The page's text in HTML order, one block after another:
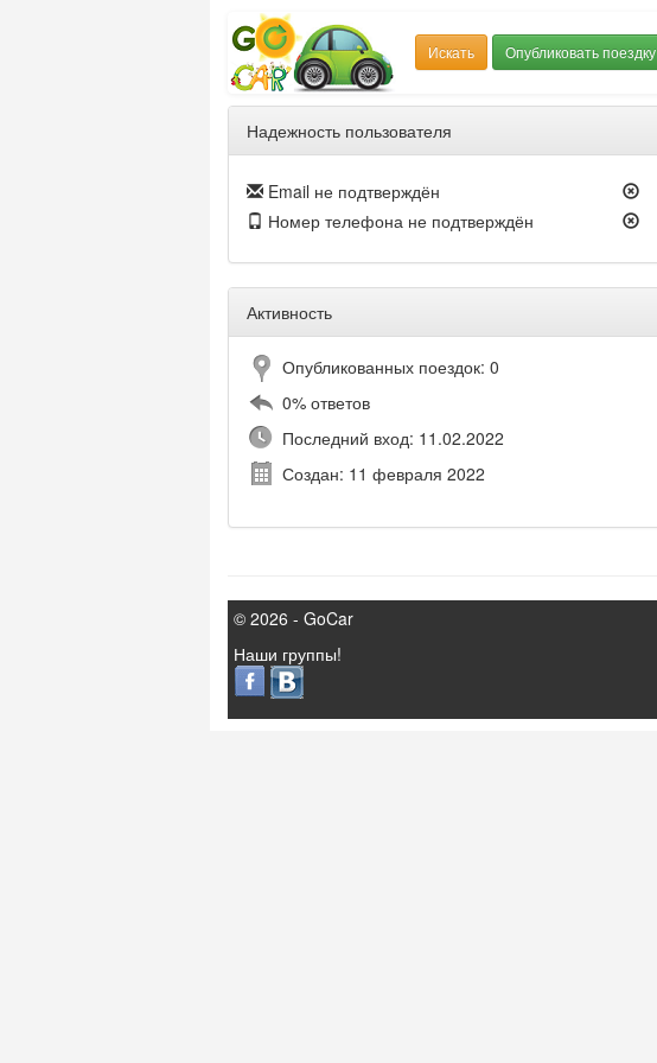
Искать Опубликовать поездку
Надежность пользователя
Email не подтверждён
Номер телефона не подтверждён
Активность
Опубликованных поездок: 0
0% ответов
Последний вход: 11.02.2022
Создан: 11 февраля 2022
© 2026 - GoCar
Наши группы!